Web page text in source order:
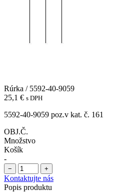
Rúrka / 5592-40-9059
25,1 € s DPH
5592-40-9059 poz.v kat. č. 161
OBJ.Č.
Množstvo
Košík
-
− +
Kontaktujte nás
Popis produktu